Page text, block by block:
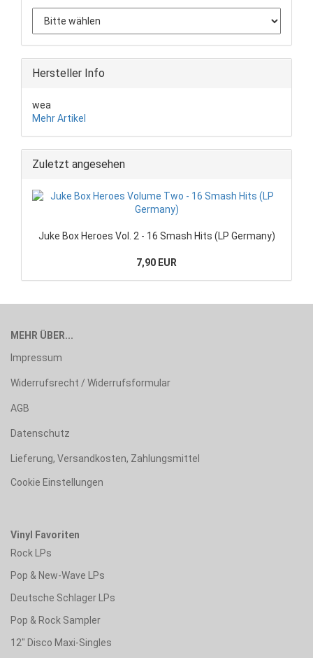
Hersteller Info
wea
Mehr Artikel
Zuletzt angesehen
Juke Box Heroes Vol. 2 - 16 Smash Hits (LP Germany)
7,90 EUR
MEHR ÜBER...
Impressum
Widerrufsrecht / Widerrufsformular
AGB
Datenschutz
Lieferung, Versandkosten, Zahlungsmittel
Cookie Einstellungen
Vinyl Favoriten
Rock LPs
Pop & New-Wave LPs
Deutsche Schlager LPs
Pop & Rock Sampler
12" Disco Maxi-Singles